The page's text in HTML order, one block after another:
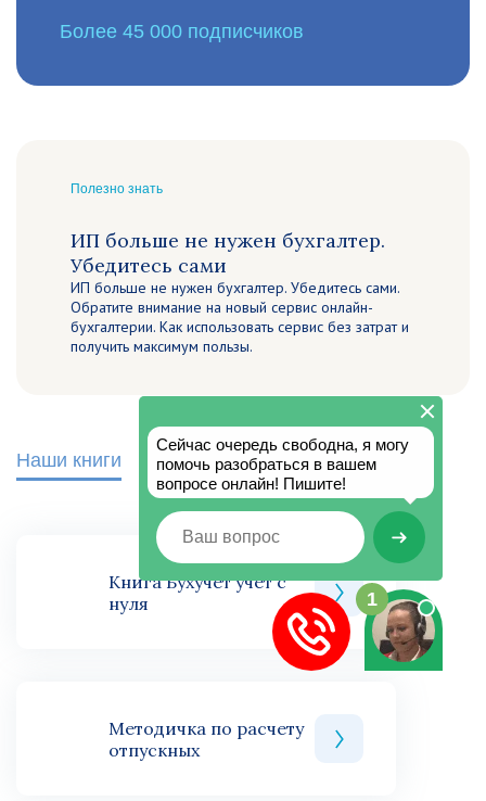
Более 45 000 подписчиков
Полезно знать
ИП больше не нужен бухгалтер.
Убедитесь сами
ИП больше не нужен бухгалтер. Убедитесь сами.
Обратите внимание на новый сервис онлайн-
бухгалтерии. Как использовать сервис без затрат и
получить максимум пользы.
Наши книги
Книга Бухучет учет с
нуля
Методичка по расчету
отпускных